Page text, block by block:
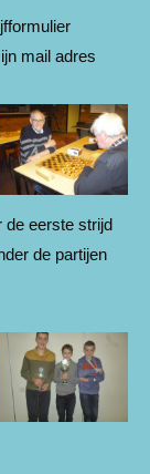
mail adres
de eerste strijd
de partijen